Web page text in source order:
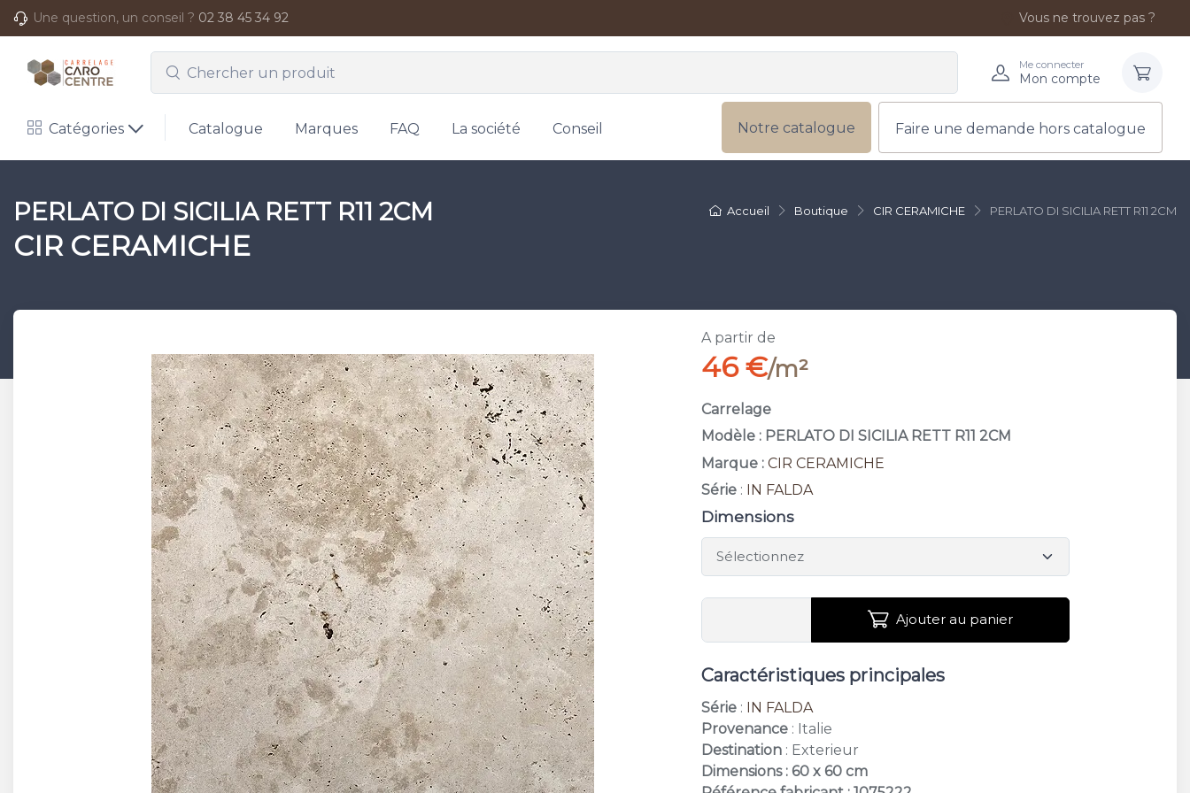
Une question, un conseil ? 02 38 45 34 92 Vous ne trouvez pas ?
Me connecter
Mon compte
Catégories Catalogue Marques FAQ La société Conseil Notre catalogue Faire une demande hors catalogue
Accueil Boutique CIR CERAMICHE PERLATO DI SICILIA RETT R11 2CM
PERLATO DI SICILIA RETT R11 2CM
CIR CERAMICHE
A partir de
46 €/m²
Carrelage
Modèle : PERLATO DI SICILIA RETT R11 2CM
Marque : CIR CERAMICHE
Série : IN FALDA
Dimensions
Ajouter au panier
Caractéristiques principales
Série : IN FALDA
Provenance : Italie
Destination : Exterieur
Dimensions : 60 x 60 cm